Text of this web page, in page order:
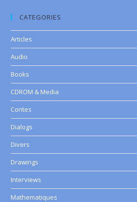
CATEGORIES
Articles
Audio
Books
CDROM & Media
Contes
Dialogs
Divers
Drawings
Interviews
Mathematiques